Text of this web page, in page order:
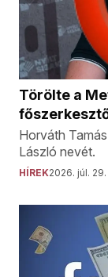
Törölte a
Horváth
László nevét.
HÍREK2026. júl.